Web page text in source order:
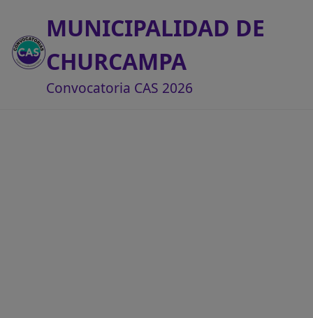
MUNICIPALIDAD DE
CHURCAMPA
Convocatoria CAS 2026